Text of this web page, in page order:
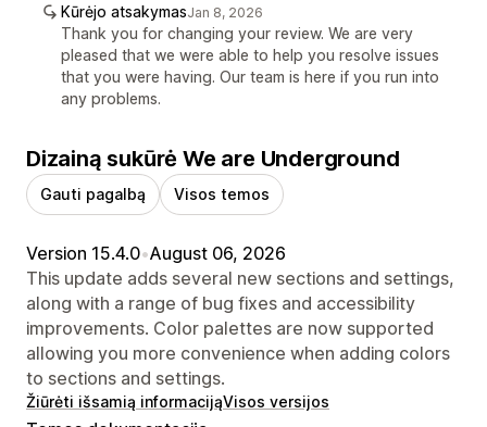
Kūrėjo atsakymasJan 8, 2026
Thank you for changing your review. We are very
pleased that we were able to help you resolve issues
that you were having. Our team is here if you run into
any problems.
Dizainą sukūrė We are Underground
Gauti pagalbą Visos temos
Version 15.4.0•August 06, 2026
This update adds several new sections and settings,
along with a range of bug fixes and accessibility
improvements. Color palettes are now supported
allowing you more convenience when adding colors
to sections and settings.
Žiūrėti išsamią informacijąVisos versijos